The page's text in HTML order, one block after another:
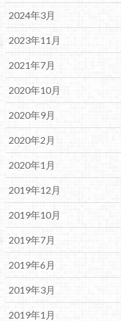
2024年3月
2023年11月
2021年7月
2020年10月
2020年9月
2020年2月
2020年1月
2019年12月
2019年10月
2019年7月
2019年6月
2019年3月
2019年1月